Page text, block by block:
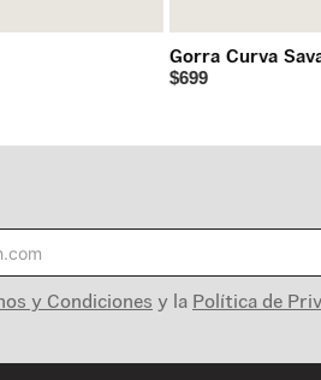
Gorra Curva
$699
y Condiciones y la Política de